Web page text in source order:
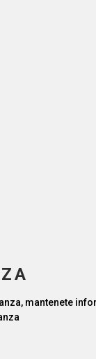
mantenete